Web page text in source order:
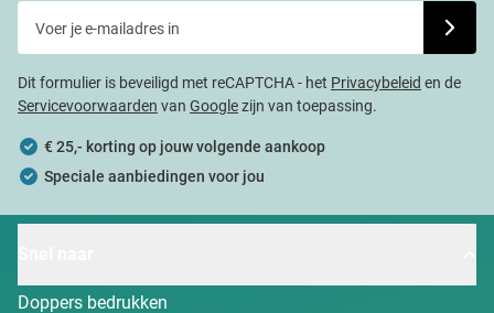
Dit formulier is beveiligd met reCAPTCHA - het Privacybeleid en de
Servicevoorwaarden van Googlezijn van toepassing.
€ 25,- korting op jouw volgende aankoop
Speciale aanbiedingen voor jou
Doppers bedrukken